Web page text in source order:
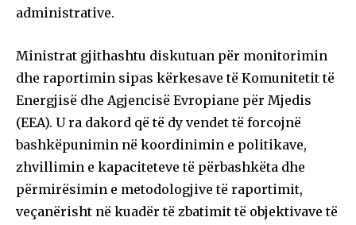
administrative.
Ministrat gjithashtu diskutuan për monitorimin
dhe raportimin sipas kërkesave të Komunitetit të
Energjisë dhe Agjencisë Evropiane për Mjedis
(EEA). U ra dakord që të dy vendet të forcojnë
bashkëpunimin në koordinimin e politikave,
zhvillimin e kapaciteteve të përbashkëta dhe
përmirësimin e metodologjive të raportimit,
veçanërisht në kuadër të zbatimit të objektivave të